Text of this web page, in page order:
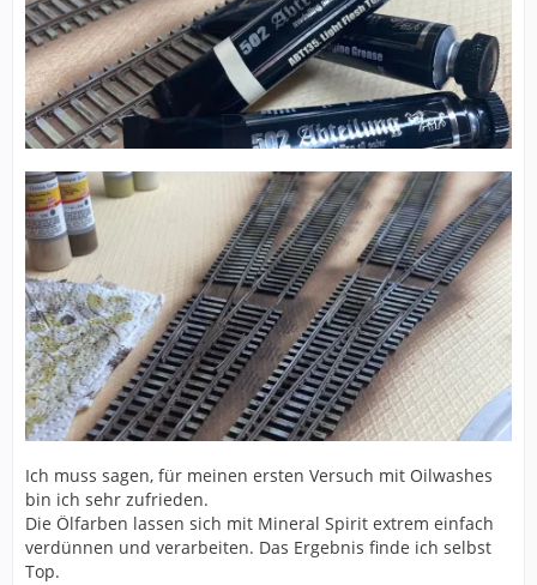
Ich muss sagen, für meinen ersten Versuch mit Oilwashes
bin ich sehr zufrieden.
Die Ölfarben lassen sich mit Mineral Spirit extrem einfach
verdünnen und verarbeiten. Das Ergebnis finde ich selbst
Top.